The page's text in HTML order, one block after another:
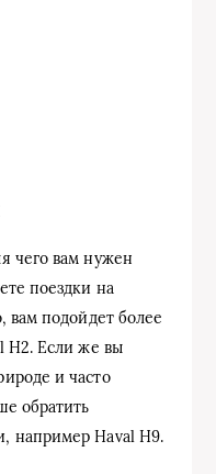
чего вам нужен
поездки на
вам подойдет более
H2. Если же вы
и часто
обратить
например Haval H9.